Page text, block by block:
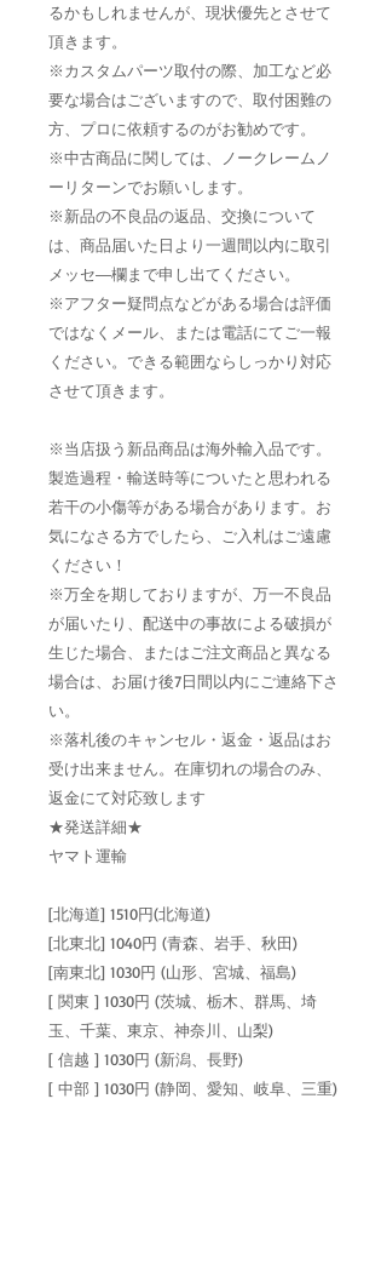
るかもしれませんが、現状優先とさせて
頂きます。
※カスタムパーツ取付の際、加工など必
要な場合はございますので、取付困難の
方、プロに依頼するのがお勧めです。
※中古商品に関しては、ノークレームノ
ーリターンでお願いします。
※新品の不良品の返品、交換について
は、商品届いた日より一週間以内に取引
メッセ―欄まで申し出てください。
※アフター疑問点などがある場合は評価
ではなくメール、または電話にてご一報
ください。できる範囲ならしっかり対応
させて頂きます。
※当店扱う新品商品は海外輸入品です。
製造過程・輸送時等についたと思われる
若干の小傷等がある場合があります。お
気になさる方でしたら、ご入札はご遠慮
ください！
※万全を期しておりますが、万一不良品
が届いたり、配送中の事故による破損が
生じた場合、またはご注文商品と異なる
場合は、お届け後7日間以内にご連絡下さ
い。
※落札後のキャンセル・返金・返品はお
受け出来ません。在庫切れの場合のみ、
返金にて対応致します
★発送詳細★
ヤマト運輸
[北海道] 1510円(北海道)
[北東北] 1040円 (青森、岩手、秋田)
[南東北] 1030円 (山形、宮城、福島)
[ 関東 ] 1030円 (茨城、栃木、群馬、埼
玉、千葉、東京、神奈川、山梨)
[ 信越 ] 1030円 (新潟、長野)
[ 中部 ] 1030円 (静岡、愛知、岐阜、三重)